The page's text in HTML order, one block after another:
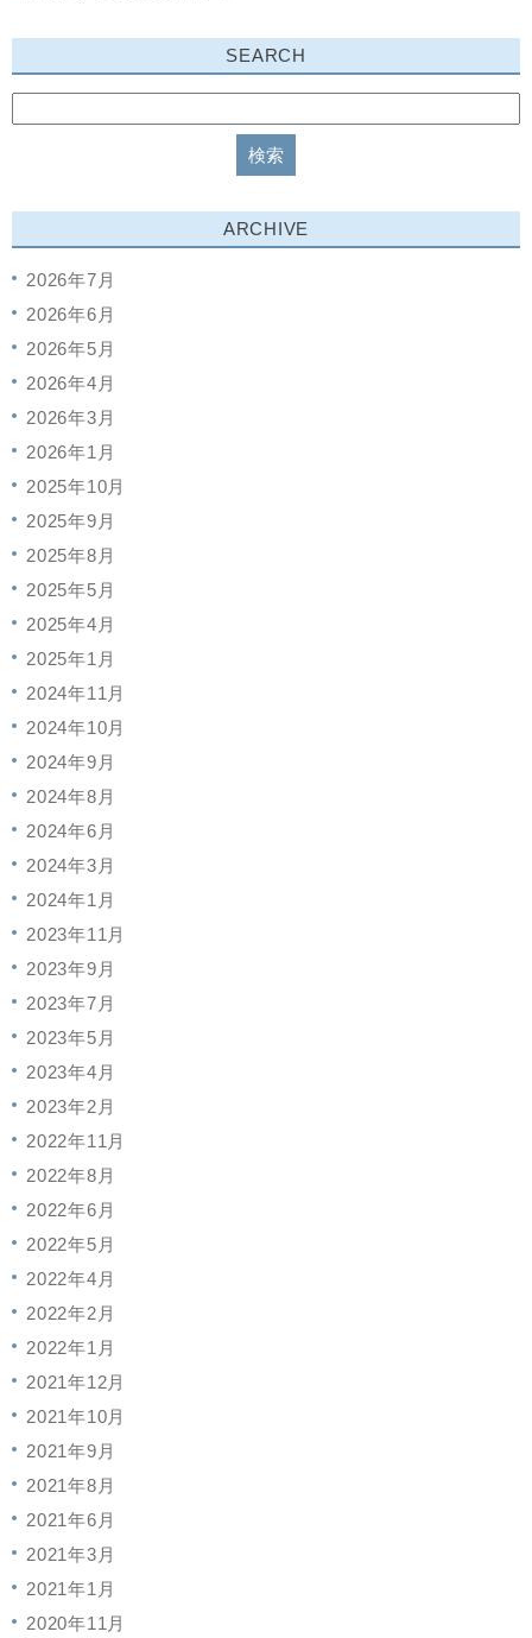
SEARCH
ARCHIVE
2026年7月
2026年6月
2026年5月
2026年4月
2026年3月
2026年1月
2025年10月
2025年9月
2025年8月
2025年5月
2025年4月
2025年1月
2024年11月
2024年10月
2024年9月
2024年8月
2024年6月
2024年3月
2024年1月
2023年11月
2023年9月
2023年7月
2023年5月
2023年4月
2023年2月
2022年11月
2022年8月
2022年6月
2022年5月
2022年4月
2022年2月
2022年1月
2021年12月
2021年10月
2021年9月
2021年8月
2021年6月
2021年3月
2021年1月
2020年11月